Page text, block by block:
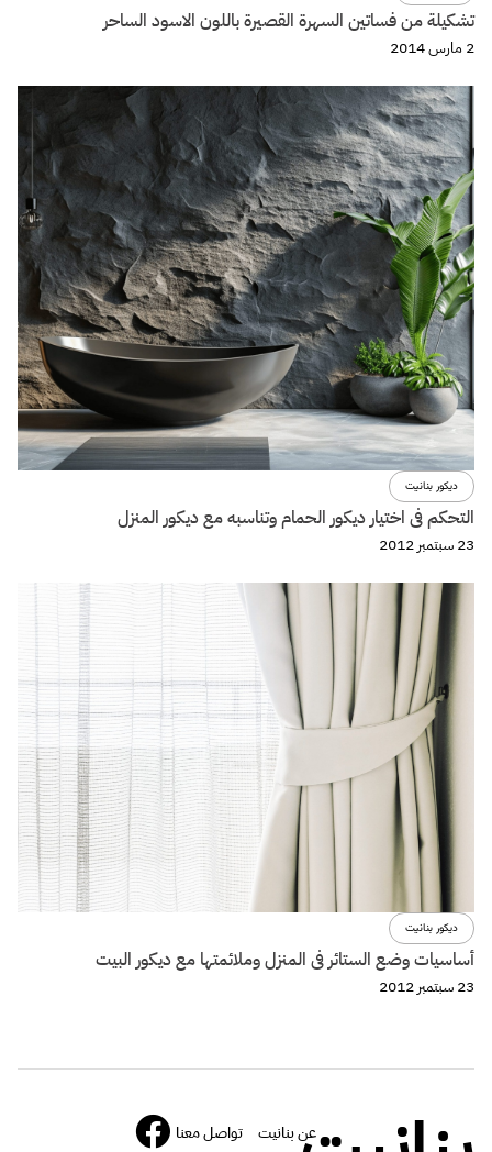
تشكيلة من فساتين السهرة القصيرة باللون الاسود الساحر
2 مارس 2014
ديكور بنانيت
التحكم فى اختيار ديكور الحمام وتناسبه مع ديكور المنزل
23 سبتمبر 2012
ديكور بنانيت
أساسيات وضع الستائر فى المنزل وملائمتها مع ديكور البيت
23 سبتمبر 2012
عن بنانيت تواصل معنا